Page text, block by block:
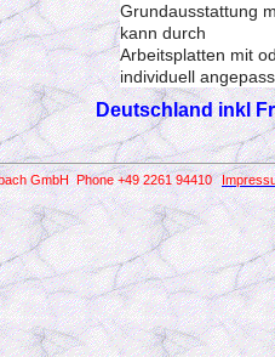
Grundausstattung
kann durch
Arbeitsplatten mit
individuell
Deutschland inkl
GmbHPhone +49 2261 94410